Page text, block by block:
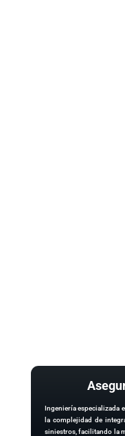
Ingeniería especializada
la complejidad de
siniestros, facilitando la